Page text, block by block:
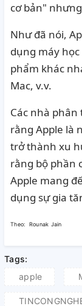
cơ bản"
Như đã nói,
dụng máy
phẩm khác
Mac, v.v.
Các nhà phân
rằng Apple là
trở thành xu
rằng bộ phần
Apple mang
dụng sự gia
Theo: Rounak Jain
Tags:
apple